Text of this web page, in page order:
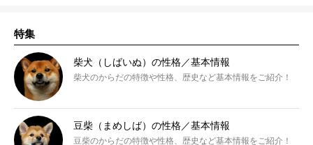
特集
柴犬（しばいぬ）の性格／基本情報
柴犬のからだの特徴や性格、歴史など基本情報をご紹介！
豆柴（まめしば）の性格／基本情報
豆柴のからだの特徴や性格、歴史など基本情報をご紹介！